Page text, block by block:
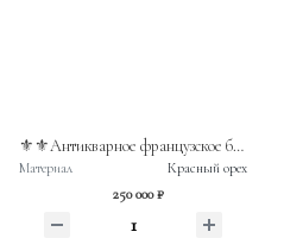
⚜️⚜️Антикварное французское бюро- секретер эпохи Наполеона III
Материал Красный орех
250 000 ₽